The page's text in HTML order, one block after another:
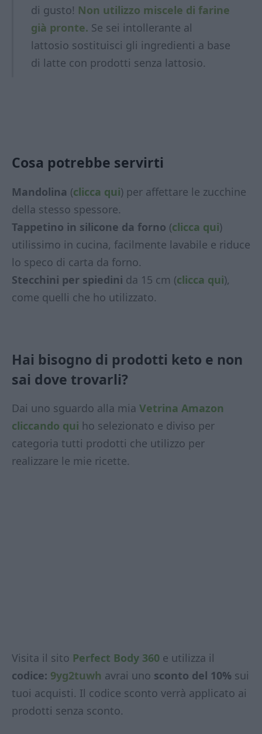
di gusto! Non utilizzo miscele di farine
già pronte. Se sei intollerante al
lattosio sostituisci gli ingredienti a base
di latte con prodotti senza lattosio.
Cosa potrebbe servirti
Mandolina (clicca qui) per affettare le zucchine
della stesso spessore.
Tappetino in silicone da forno (clicca qui)
utilissimo in cucina, facilmente lavabile e riduce
lo speco di carta da forno.
Stecchini per spiedini da 15 cm (clicca qui),
come quelli che ho utilizzato.
Hai bisogno di prodotti keto e non
sai dove trovarli?
Dai uno sguardo alla mia Vetrina Amazon
cliccando qui ho selezionato e diviso per
categoria tutti prodotti che utilizzo per
realizzare le mie ricette.
Visita il sito Perfect Body 360 e utilizza il
codice: 9yg2tuwh avrai uno sconto del 10% sui
tuoi acquisti. Il codice sconto verrà applicato ai
prodotti senza sconto.